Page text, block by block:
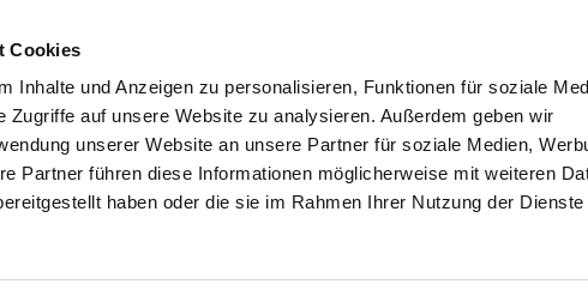
Cookies
Inhalte und Anzeigen zu personalisieren, Funktionen für soziale
Zugriffe auf unsere Website zu analysieren. Außerdem geben wir
unserer Website an unsere Partner für soziale Medien,
Partner führen diese Informationen möglicherweise mit weiteren
haben oder die sie im Rahmen Ihrer Nutzung der Dienste
Info & Besucherservice DE Suche Rathaus